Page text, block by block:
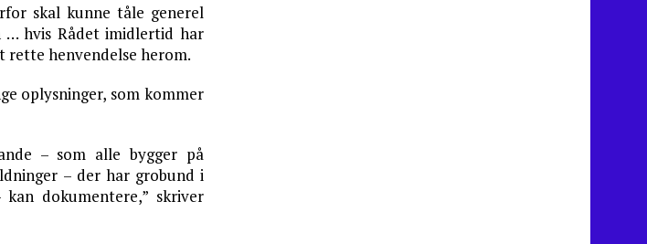
skal kunne tåle generel
… hvis Rådet imidlertid har
rette henvendelse herom.
oplysninger, som kommer
– som alle bygger på
– der har grobund i
dokumentere,” skriver